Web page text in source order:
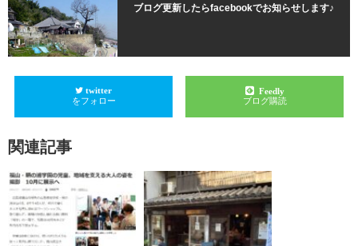
ブログ更新したらfacebookでお知らせします♪
twitter
をフォロー
Feedly
ブログ購読
関連記事